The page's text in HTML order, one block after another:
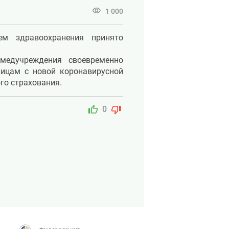
visibility 1 000
здравоохранения принято
своевременно
с новой коронавирусной
страхования.
thumb_up 0 thumb_down